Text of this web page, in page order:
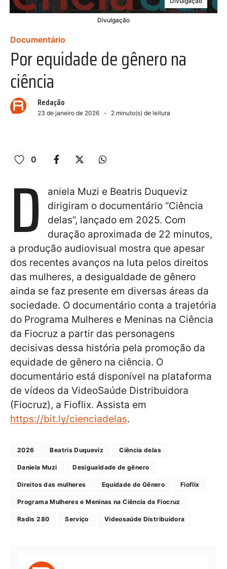
Divulgação
Documentário
Por equidade de gênero na
ciência
Redação
23 de janeiro de 2026 2 minuto(s) de leitura
0
D
aniela Muzi e Beatris Duqueviz
dirigiram o documentário “Ciência
delas”, lançado em 2025. Com
duração aproximada de 22 minutos,
a produção audiovisual mostra que apesar
dos recentes avanços na luta pelos direitos
das mulheres, a desigualdade de gênero
ainda se faz presente em diversas áreas da
sociedade. O documentário conta a trajetória
do Programa Mulheres e Meninas na Ciência
da Fiocruz a partir das personagens
decisivas dessa história pela promoção da
equidade de gênero na ciência. O
documentário está disponível na plataforma
de vídeos da VideoSaúde Distribuidora
(Fiocruz), a Fioflix. Assista em
https://bit.ly/cienciadelas.
2026 Beatris Duqueviz Ciência delas
Daniela Muzi Desigualdade de gênero
Direitos das mulheres Equidade de Gênero Fioflix
Programa Mulheres e Meninas na Ciência da Fiocruz
Radis 280 Serviço Videosaúde Distribuidora